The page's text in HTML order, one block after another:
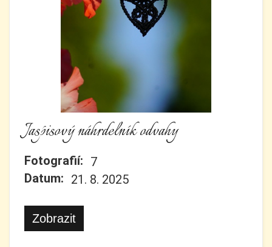
Jaspisový náhrdelník odvahy
Fotografií: 7
Datum: 21. 8. 2025
Zobrazit